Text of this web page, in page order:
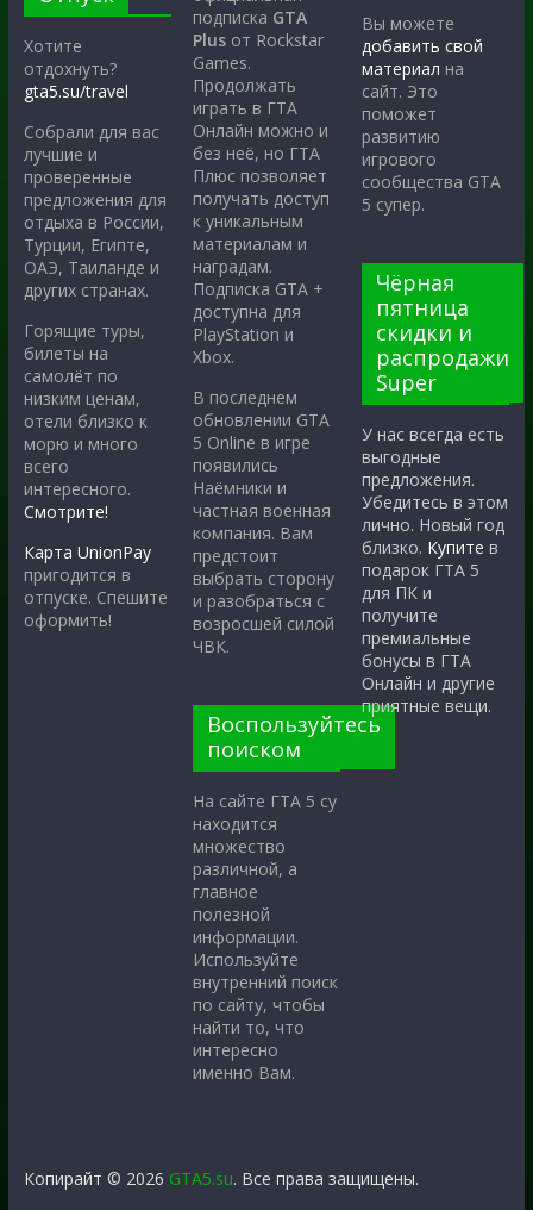
Хотите
отдохнуть?
gta5.su/travel
Собрали для вас
лучшие и
проверенные
предложения для
отдыха в России,
Турции, Египте,
ОАЭ, Таиланде и
других странах.
Горящие туры,
билеты на
самолёт по
низким ценам,
отели близко к
морю и много
всего
интересного.
Смотрите!
Карта UnionPay
пригодится в
отпуске. Спешите
оформить!
подписка GTA
Plus от Rockstar
Games.
Продолжать
играть в ГТА
Онлайн можно и
без неё, но ГТА
Плюс позволяет
получать доступ
к уникальным
материалам и
наградам.
Подписка GTA +
доступна для
PlayStation и
Xbox.
В последнем
обновлении GTA
5 Online в игре
появились
Наёмники и
частная военная
компания. Вам
предстоит
выбрать сторону
и разобраться с
возросшей силой
ЧВК.
Воспользуйтесь
поиском
На сайте ГТА 5 су
находится
множество
различной, а
главное
полезной
информации.
Используйте
внутренний поиск
по сайту, чтобы
найти то, что
интересно
именно Вам.
Вы можете
добавить свой
материал на
сайт. Это
поможет
развитию
игрового
сообщества GTA
5 супер.
Чёрная
пятница
скидки и
распродажи
Super
У нас всегда есть
выгодные
предложения.
Убедитесь в этом
лично. Новый год
близко. Купите в
подарок ГТА 5
для ПК и
получите
премиальные
бонусы в ГТА
Онлайн и другие
приятные вещи.
Копирайт © 2026 GTA5.su. Все права защищены.